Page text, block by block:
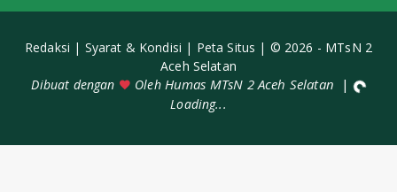
Redaksi | Syarat & Kondisi | Peta Situs | © 2026 - MTsN 2
Aceh Selatan
Dibuat dengan
Oleh Humas MTsN 2 Aceh Selatan |
Loading...